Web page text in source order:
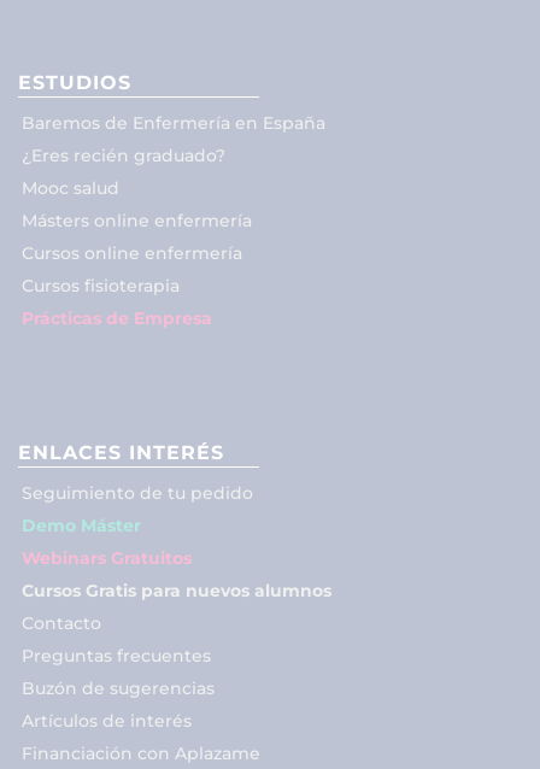
ESTUDIOS
Baremos de Enfermería en España
¿Eres recién graduado?
Mooc salud
Másters online enfermería
Cursos online enfermería
Cursos fisioterapia
Prácticas de Empresa
ENLACES INTERÉS
Seguimiento de tu pedido
Demo Máster
Webinars Gratuitos
Cursos Gratis para nuevos alumnos
Contacto
Preguntas frecuentes
Buzón de sugerencias
Artículos de interés
Financiación con Aplazame